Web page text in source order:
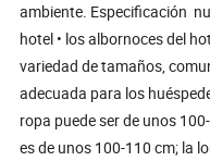
ambiente. Especificación
hotel • los albornoces del
variedad de tamaños,
adecuada para los
ropa puede ser de unos
es de unos 100-110 cm; la